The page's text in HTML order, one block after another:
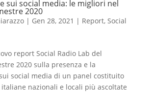
sui social media: le migliori nel
2020
| Gen 28, 2021 | Report, Social
report Social Radio Lab del
2020 sulla presenza e la
social media di un panel costituito
nazionali e locali più ascoltate